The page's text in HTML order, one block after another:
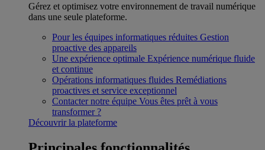
Gérez et optimisez votre environnement de travail numérique
dans une seule plateforme.
Pour les équipes informatiques réduites Gestion
proactive des appareils
Une expérience optimale Expérience numérique fluide
et continue
Opérations informatiques fluides Remédiations
proactives et service exceptionnel
Contacter notre équipe Vous êtes prêt à vous
transformer ?
Découvrir la plateforme